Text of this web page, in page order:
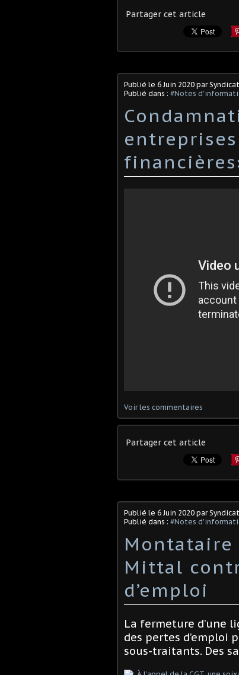
Partager cet article
Publié le 6 Juin 2020 par
Publié dans : #Notes
Voir les commentaires
Partager cet article
Publié le 6 Juin 2020 par
Publié dans : #Notes
Montataire
Mittal
d’emploi
La fermeture d’une
des pertes d’emploi
sous-traitants. Des